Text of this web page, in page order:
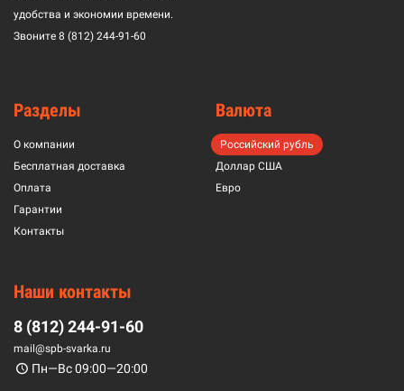
удобства и экономии времени.
Звоните 8 (812) 244-91-60
Разделы
О компании
Бесплатная доставка
Оплата
Гарантии
Контакты
Валюта
Российский рубль
Доллар США
Евро
Наши контакты
8 (812) 244-91-60
mail@spb-svarka.ru
Пн—Вс 09:00—20:00